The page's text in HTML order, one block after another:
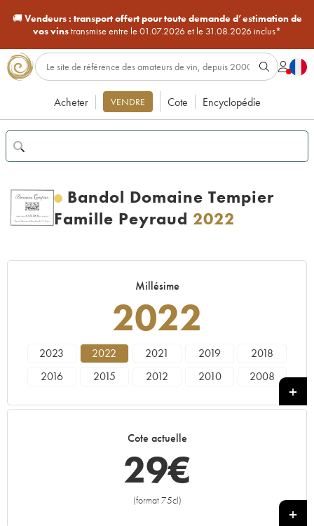
🚚Vendeurs : transport offert pour toute demande d’estimation de
vos vinstransmise entre le 01.07.2026 et le 31.08.2026 inclus*
Acheter VENDRE Cote Encyclopédie
Bandol Domaine Tempier
Famille Peyraud 2022
Millésime
2022
2023 2022 2021 2019
2018
2016
2015 2012 2010
2008
Cote actuelle
29€
(format 75cl)
+